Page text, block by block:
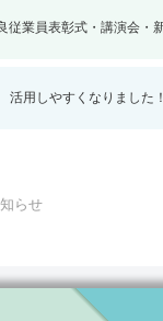
従業員表彰式・講演会・
活用しやすくなりました
らせ